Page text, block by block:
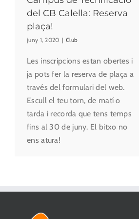
del CB Calella: Reserva
plaça!
juny 1, 2020 | Club
Les inscripcions estan obertes i
ja pots fer la reserva de plaça a
través del formulari del web.
Escull el teu torn, de matí o
tarda i recorda que tens temps
fins al 30 de juny. El bitxo no
ens atura!